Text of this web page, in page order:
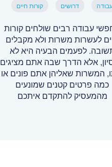
דרושים קורות חיים
עבודה רבים שולחים קורות
לעשרות משרות ולא מקבלים
לפעמים הבעיה היא לא
אלא הדרך שבה אתם מציגים
המשרות שאליהן אתם פונים או
כמה פרטים קטנים שמונעים
מהמעסיק להתקדם איתכם